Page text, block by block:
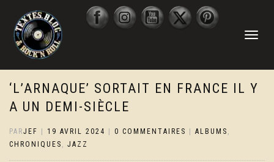
DÉPLIER
‘L’ARNAQUE’ SORTAIT EN FRANCE IL Y
A UN DEMI-SIÈCLE
PARJEF 19 AVRIL 2024 0 COMMENTAIRES ALBUMS ,
CHRONIQUES , JAZZ